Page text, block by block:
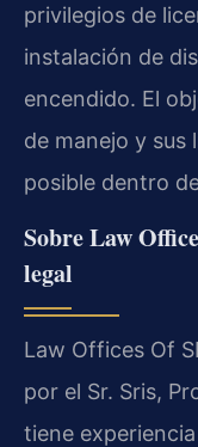
privilegios de
instalación de
encendido. El
de manejo y sus
posible dentro
Sobre Law
legal
Law Offices Of
por el Sr. Sris,
tiene